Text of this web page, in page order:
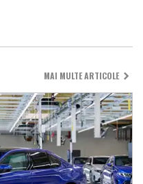
MAI MULTE ARTICOLE